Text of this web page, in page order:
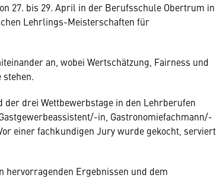
27. bis 29. April in der Berufsschule Obertrum in
Lehrlings-Meisterschaften für
an, wobei Wertschätzung, Fairness und
drei Wettbewerbstage in den Lehrberufen
in, Gastronomiefachmann/-
einer fachkundigen Jury wurde gekocht, serviert
hervorragenden Ergebnissen und dem